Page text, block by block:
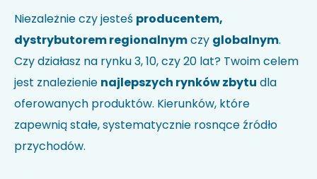
wyszukiwarce kodów.
Uwagi
Niezależnie czy jesteś producentem,
dystrybutorem regionalnymczy globalnym.
Czy działasz na rynku 3, 10, czy 20 lat? Twoim celem
jest znalezienie najlepszych rynków zbytu dla
oferowanych produktów. Kierunków, które
zapewnią stałe, systematycznie rosnące źródło
przychodów.